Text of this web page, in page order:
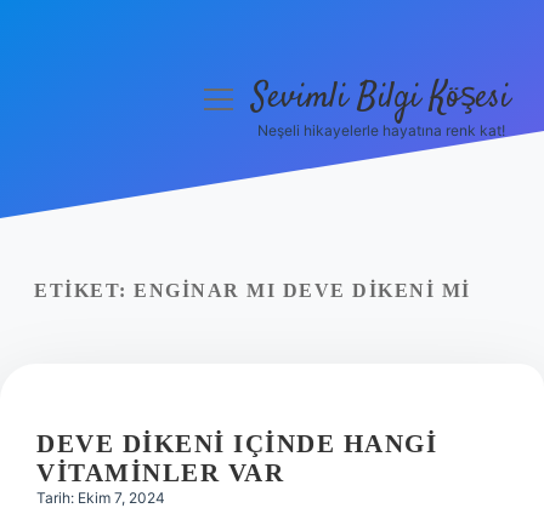
Yasal Uyarı
menüyüSevimli Bilgi Köşesi
Neşeli hikayelerle hayatına renk kat!
ETIKET: ENGINAR MI DEVE DIKENI MI
DEVE DIKENI IÇINDE HANGI
VITAMINLER VAR
Tarih: Ekim 7, 2024